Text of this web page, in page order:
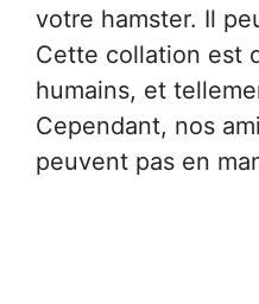
votre hamster. Il
Cette collation est
humains, et
Cependant, nos
peuvent pas en